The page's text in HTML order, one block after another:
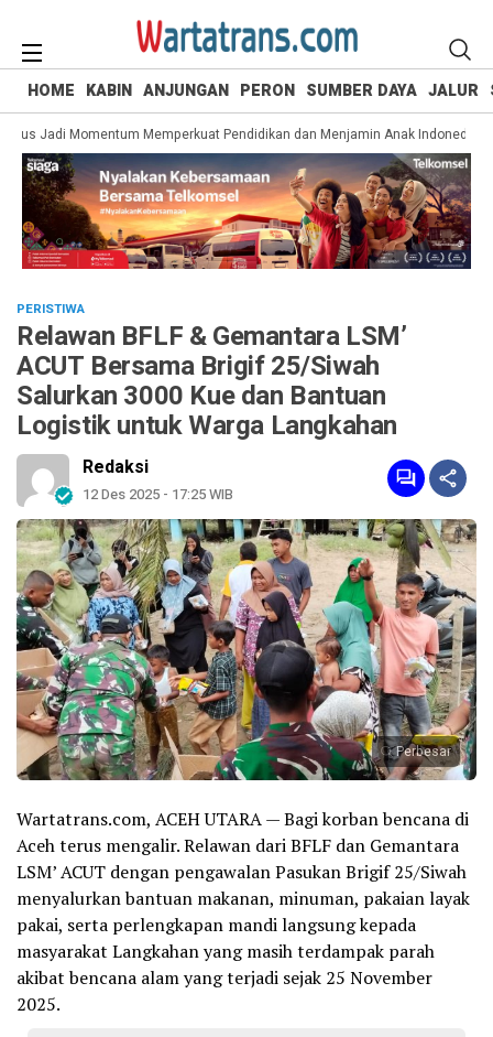
HOME KABIN ANJUNGAN PERON SUMBER DAYA JALUR
Jadi Momentum Memperkuat Pendidikan dan Menjamin Anak Indonedia
PERISTIWA
Relawan BFLF & Gemantara LSM’
ACUT Bersama Brigif 25/Siwah
Salurkan 3000 Kue dan Bantuan
Logistik untuk Warga Langkahan
Redaksi
12 Des 2025 - 17:25 WIB
Perbesar
Wartatrans.com, ACEH UTARA — Bagi korban bencana di
Aceh terus mengalir. Relawan dari BFLF dan Gemantara
LSM’ ACUT dengan pengawalan Pasukan Brigif 25/Siwah
menyalurkan bantuan makanan, minuman, pakaian layak
pakai, serta perlengkapan mandi langsung kepada
masyarakat Langkahan yang masih terdampak parah
akibat bencana alam yang terjadi sejak 25 November
2025.